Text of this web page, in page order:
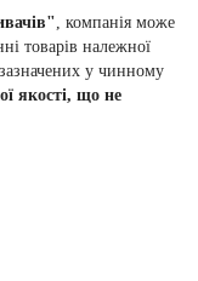
, компанія може
товарів належної
у чинному
якості, що не